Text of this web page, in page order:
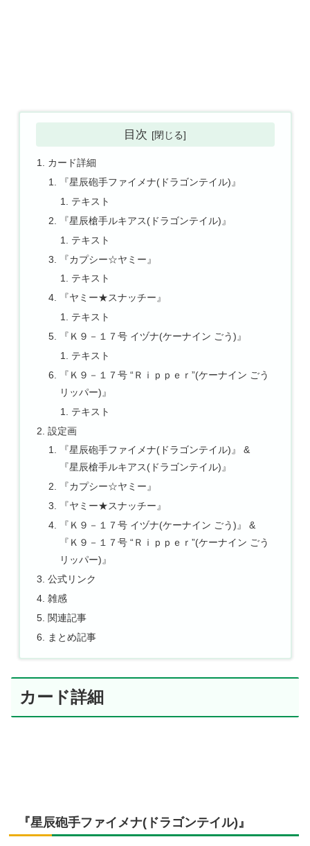
目次
カード詳細
『星辰砲手ファイメナ(ドラゴンテイル)』
テキスト
『星辰槍手ルキアス(ドラゴンテイル)』
テキスト
『カプシー☆ヤミー』
テキスト
『ヤミー★スナッチー』
テキスト
『Ｋ９－１７号 イヅナ(ケーナイン ごう)』
テキスト
『Ｋ９－１７号 “Ｒｉｐｐｅｒ”(ケーナイン ごう
リッパー)』
テキスト
設定画
『星辰砲手ファイメナ(ドラゴンテイル)』 &
『星辰槍手ルキアス(ドラゴンテイル)』
『カプシー☆ヤミー』
『ヤミー★スナッチー』
『Ｋ９－１７号 イヅナ(ケーナイン ごう)』 &
『Ｋ９－１７号 “Ｒｉｐｐｅｒ”(ケーナイン ごう
リッパー)』
公式リンク
雑感
関連記事
まとめ記事
カード詳細
『星辰砲手ファイメナ(ドラゴンテイル)』